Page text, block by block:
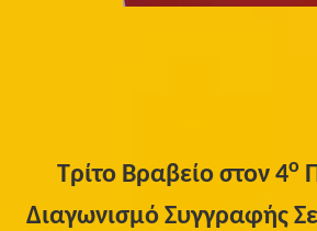
Τρίτο Βραβείο στον 4ο
Διαγωνισμό Συγγραφής